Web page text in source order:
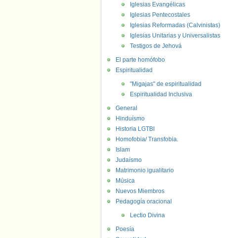
Iglesias Evangélicas
Iglesias Pentecostales
Iglesias Reformadas (Calvinistas)
Iglesias Unitarias y Universalistas
Testigos de Jehová
El parte homófobo
Espiritualidad
"Migajas" de espiritualidad
Espiritualidad Inclusiva
General
Hinduísmo
Historia LGTBI
Homofobia/ Transfobia.
Islam
Judaísmo
Matrimonio igualitario
Música
Nuevos Miembros
Pedagogía oracional
Lectio Divina
Poesía